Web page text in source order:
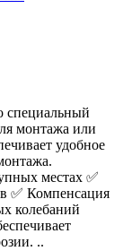
специальный
монтажа или
удобное
местах ✅
✅ Компенсация
колебаний
..